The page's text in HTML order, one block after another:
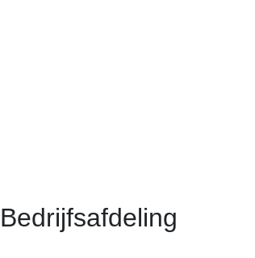
Bedrijfsafdeling